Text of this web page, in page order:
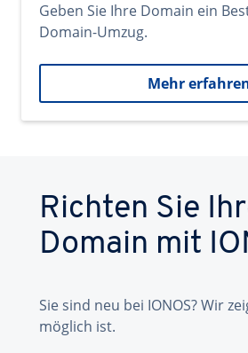
Geben Sie Ihre Domain ein
Domain-Umzug.
Mehr
Richten Sie
Domain mit
Sie sind neu bei IONOS? Wir
möglich ist.